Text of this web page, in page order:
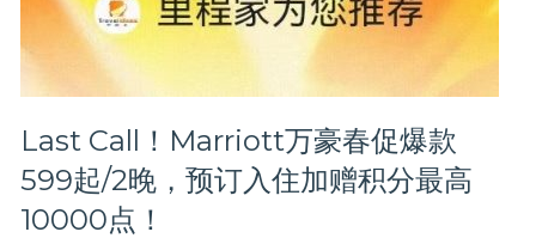
分！
Last Call！Marriott万豪春促爆款
599起/2晚，预订入住加赠积分最高
10000点！